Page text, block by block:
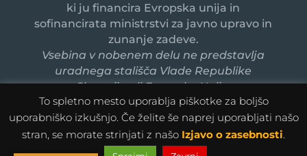
ki ju financira Evropska unija in
sofinancirata ministrstvi za javno upravo in
zunanje zadeve.
Vsebina v nobenem delu ne predstavlja
uradnega stališča Vlade Republike
Slovenije ali Evropske Unije.
To spletno mesto uporablja piškotke za boljšo
uporabniško izkušnjo. Če želite še naprej uporabljati našo
stran, se morate strinjati z našo Izjavo o zasebnosti.